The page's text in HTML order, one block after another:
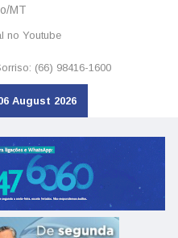
MT
no Youtube
(66) 98416-1600
August 2026